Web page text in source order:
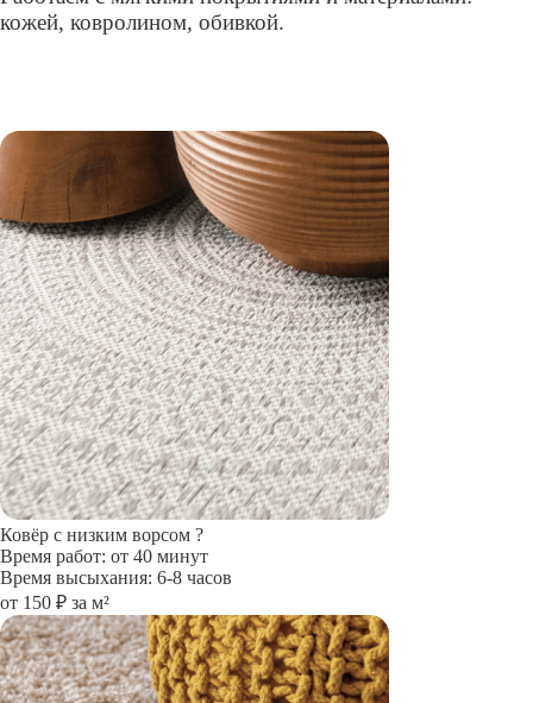
кожей, ковролином, обивкой.
Ковёр с низким ворсом ?
Время работ: от 40 минут
Время высыхания: 6-8 часов
от 150 ₽ за м²